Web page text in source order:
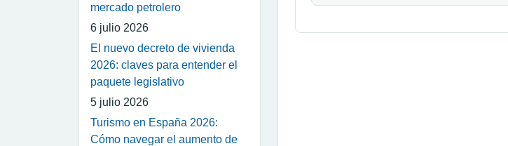
mercado petrolero
6 julio 2026
El nuevo decreto de vivienda
2026: claves para entender el
paquete legislativo
5 julio 2026
Turismo en España 2026:
Cómo navegar el aumento de